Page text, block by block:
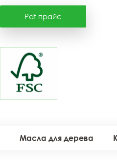
Pdf прайс
Масла для дерева